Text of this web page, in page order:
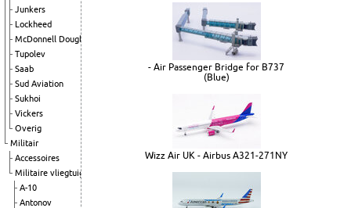
Junkers
Lockheed
McDonnell Douglas
Tupolev
Saab
Sud Aviation
Sukhoi
Vickers
Overig
Militair
Accessoires
Militaire vliegtuigen
A-10
Antonov
- Air Passenger Bridge for B737
(Blue)
Wizz Air UK - Airbus A321-271NY